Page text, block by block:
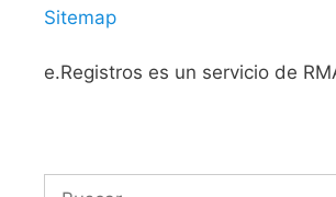
Sitemap
e.Registros es un servicio de
Buscar: